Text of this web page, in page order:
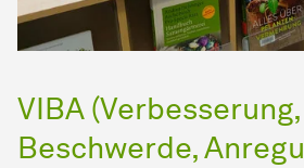
VIBA
Beschwerde,